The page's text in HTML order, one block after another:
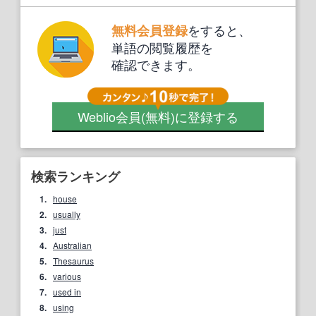
無料会員登録をすると、
単語の閲覧履歴を
確認できます。
Weblio会員(無料)に登録する
検索ランキング
1. house
2. usually
3. just
4. Australian
5. Thesaurus
6. various
7. used in
8. using